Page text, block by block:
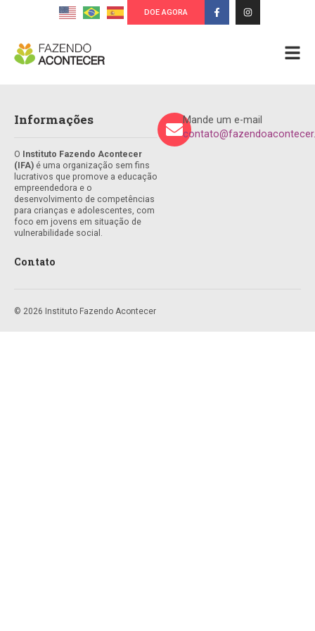
DOE AGORA
Informações
O Instituto Fazendo Acontecer
(IFA) é uma organização sem fins
lucrativos que promove a educação
empreendedora e o
desenvolvimento de competências
para crianças e adolescentes, com
foco em jovens em situação de
vulnerabilidade social.
Contato
Mande um e-mail
© 2026 Instituto Fazendo Acontecer